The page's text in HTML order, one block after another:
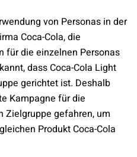
von Personas in der
Coca-Cola, die
für die einzelnen Personas
dass Coca-Cola Light
gerichtet ist. Deshalb
Kampagne für die
Zielgruppe gefahren, um
Produkt Coca-Cola